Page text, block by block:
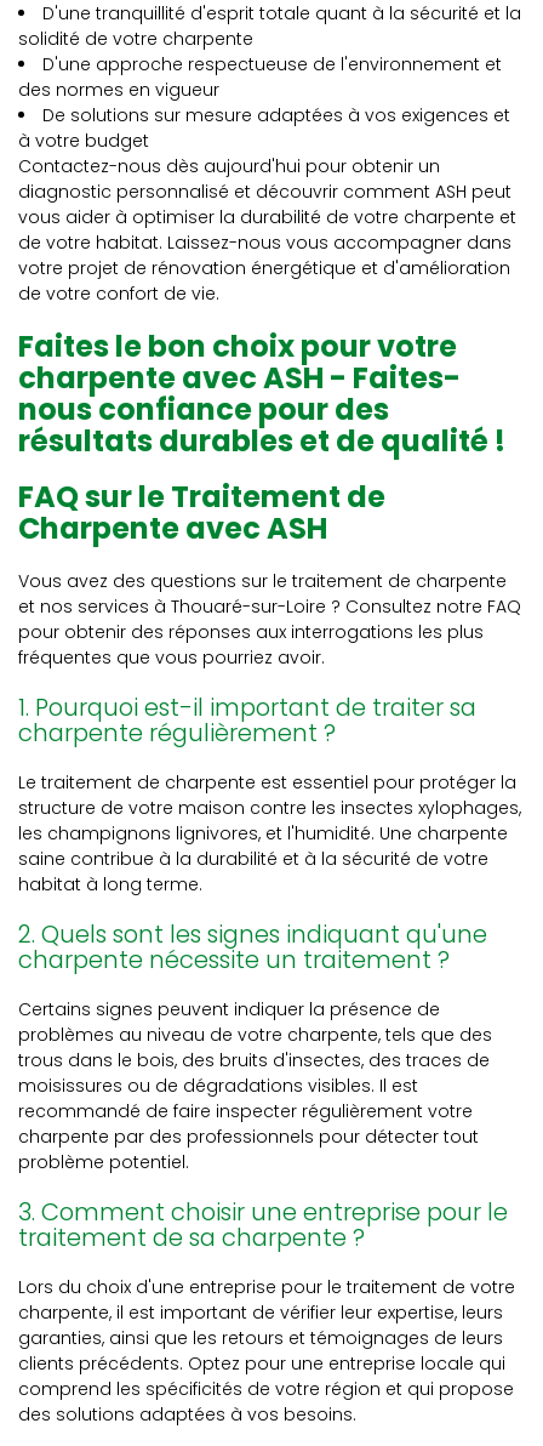
D'une tranquillité d'esprit totale quant à la sécurité et la
solidité de votre charpente
D'une approche respectueuse de l'environnement et
des normes en vigueur
De solutions sur mesure adaptées à vos exigences et
à votre budget
Contactez-nous dès aujourd'hui pour obtenir un
diagnostic personnalisé et découvrir comment ASH peut
vous aider à optimiser la durabilité de votre charpente et
de votre habitat. Laissez-nous vous accompagner dans
votre projet de rénovation énergétique et d'amélioration
de votre confort de vie.
Faites le bon choix pour votre
charpente avec ASH - Faites-
nous confiance pour des
résultats durables et de qualité !
FAQ sur le Traitement de
Charpente avec ASH
Vous avez des questions sur le traitement de charpente
et nos services à Thouaré-sur-Loire ? Consultez notre FAQ
pour obtenir des réponses aux interrogations les plus
fréquentes que vous pourriez avoir.
1. Pourquoi est-il important de traiter sa
charpente régulièrement ?
Le traitement de charpente est essentiel pour protéger la
structure de votre maison contre les insectes xylophages,
les champignons lignivores, et l'humidité. Une charpente
saine contribue à la durabilité et à la sécurité de votre
habitat à long terme.
2. Quels sont les signes indiquant qu'une
charpente nécessite un traitement ?
Certains signes peuvent indiquer la présence de
problèmes au niveau de votre charpente, tels que des
trous dans le bois, des bruits d'insectes, des traces de
moisissures ou de dégradations visibles. Il est
recommandé de faire inspecter régulièrement votre
charpente par des professionnels pour détecter tout
problème potentiel.
3. Comment choisir une entreprise pour le
traitement de sa charpente ?
Lors du choix d'une entreprise pour le traitement de votre
charpente, il est important de vérifier leur expertise, leurs
garanties, ainsi que les retours et témoignages de leurs
clients précédents. Optez pour une entreprise locale qui
comprend les spécificités de votre région et qui propose
des solutions adaptées à vos besoins.